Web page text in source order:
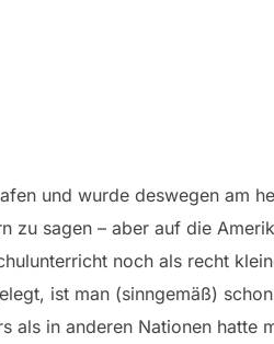
und wurde deswegen am
zu sagen – aber auf die
noch als recht
ist man (sinngemäß)
als in anderen Nationen hatte